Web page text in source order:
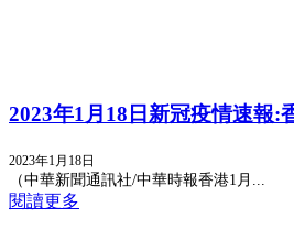
2023年1月18日新冠疫情速報:
2023年1月18日
（中華新聞通訊社/中華時報香港1月...
閱讀更多